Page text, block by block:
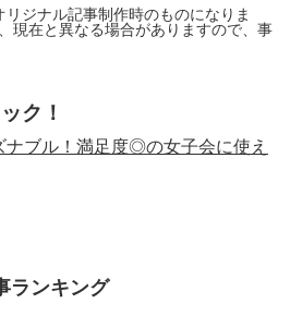
ジナル記事制作時のものになりま
現在と異なる場合がありますので、事
ク！
ナブル！満足度◎の女子会に使え
ランキング